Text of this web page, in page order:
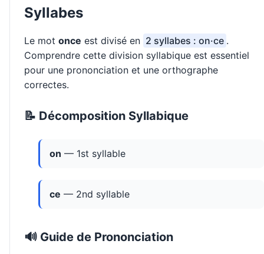
Syllabes
Le mot once est divisé en 2 syllabes : on·ce .
Comprendre cette division syllabique est essentiel
pour une prononciation et une orthographe
correctes.
📝 Décomposition Syllabique
on — 1st syllable
ce — 2nd syllable
🔊 Guide de Prononciation